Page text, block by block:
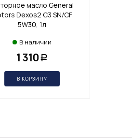
масло General
Dexos2 С3 SN/CF
5W30, 1л
В наличии
1 310 Р
В КОРЗИНУ